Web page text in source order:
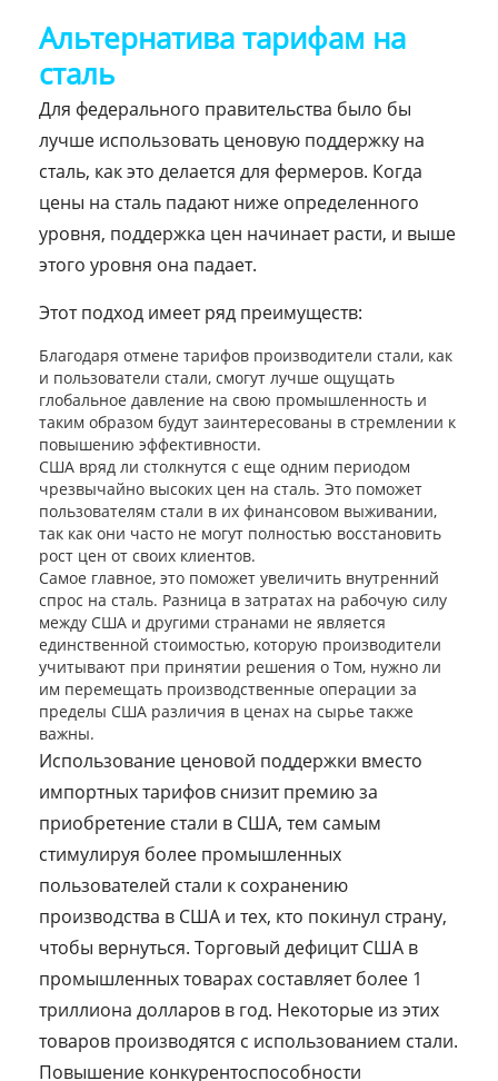
Альтернатива тарифам на
сталь
Для федерального правительства было бы
лучше использовать ценовую поддержку на
сталь, как это делается для фермеров. Когда
цены на сталь падают ниже определенного
уровня, поддержка цен начинает расти, и выше
этого уровня она падает.
Этот подход имеет ряд преимуществ:
Благодаря отмене тарифов производители стали, как
и пользователи стали, смогут лучше ощущать
глобальное давление на свою промышленность и
таким образом будут заинтересованы в стремлении к
повышению эффективности.
США вряд ли столкнутся с еще одним периодом
чрезвычайно высоких цен на сталь. Это поможет
пользователям стали в их финансовом выживании,
так как они часто не могут полностью восстановить
рост цен от своих клиентов.
Самое главное, это поможет увеличить внутренний
спрос на сталь. Разница в затратах на рабочую силу
между США и другими странами не является
единственной стоимостью, которую производители
учитывают при принятии решения о Том, нужно ли
им перемещать производственные операции за
пределы США различия в ценах на сырье также
важны.
Использование ценовой поддержки вместо
импортных тарифов снизит премию за
приобретение стали в США, тем самым
стимулируя более промышленных
пользователей стали к сохранению
производства в США и тех, кто покинул страну,
чтобы вернуться. Торговый дефицит США в
промышленных товарах составляет более 1
триллиона долларов в год. Некоторые из этих
товаров производятся с использованием стали.
Повышение конкурентоспособности